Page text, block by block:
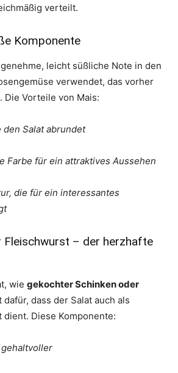
verteilt.
Komponente
leicht süßliche Note in den
verwendet, das vorher
Vorteile von Mais:
den Salat abrundet
Farbe für ein attraktives Aussehen
die für ein interessantes
Fleischwurst – der herzhafte
wie gekochter Schinken oder
dafür, dass der Salat auch als
Diese Komponente: